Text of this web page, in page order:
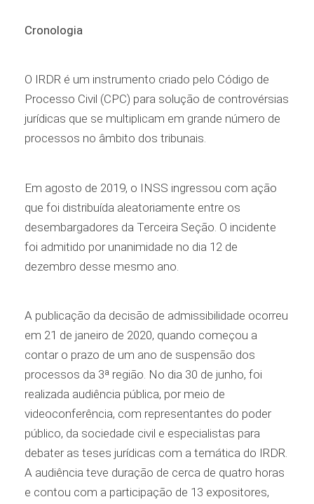
Cronologia
O IRDR é um instrumento criado pelo Código de
Processo Civil (CPC) para solução de controvérsias
jurídicas que se multiplicam em grande número de
processos no âmbito dos tribunais.
Em agosto de 2019, o INSS ingressou com ação
que foi distribuída aleatoriamente entre os
desembargadores da Terceira Seção. O incidente
foi admitido por unanimidade no dia 12 de
dezembro desse mesmo ano.
A publicação da decisão de admissibilidade ocorreu
em 21 de janeiro de 2020, quando começou a
contar o prazo de um ano de suspensão dos
processos da 3ª região. No dia 30 de junho, foi
realizada audiência pública, por meio de
videoconferência, com representantes do poder
público, da sociedade civil e especialistas para
debater as teses jurídicas com a temática do IRDR.
A audiência teve duração de cerca de quatro horas
e contou com a participação de 13 expositores,